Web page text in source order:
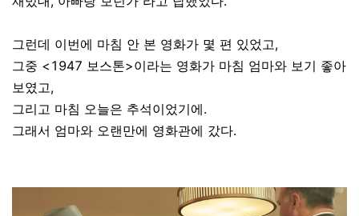
그런데 이번에 마침 안 본 영화가 몇 편 있었고,
그중 <1947 보스톤>이라는 영화가 마침 엄마와 보기 좋아
보였고,
그리고 마침 오늘은 추석이었기에.
그래서 엄마와 오랜만에 영화관에 갔다.